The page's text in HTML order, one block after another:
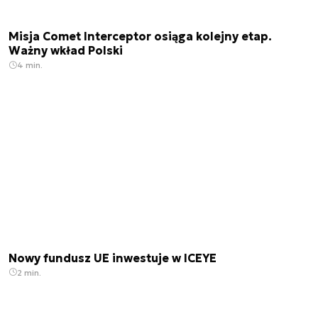
Misja Comet Interceptor osiąga kolejny etap.
Ważny wkład Polski
4 min.
Nowy fundusz UE inwestuje w ICEYE
2 min.